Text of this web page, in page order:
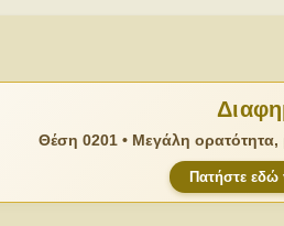
Θέση 0201 • Μεγάλη
Πατήστε εδώ